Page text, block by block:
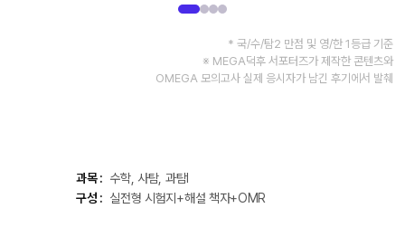
* 국/수/탐2 만점 및 영/한 1등급 기준
※ MEGA덕후 서포터즈가 제작한 콘텐츠와
OMEGA 모의고사 실제 응시자가 남긴 후기에서 발췌
과목 : 수학, 사탐, 과탐Ⅰ
구성 : 실전형 시험지+해설 책자+OMR